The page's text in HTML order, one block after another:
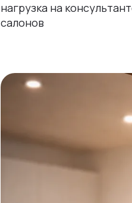
нагрузка на
салонов